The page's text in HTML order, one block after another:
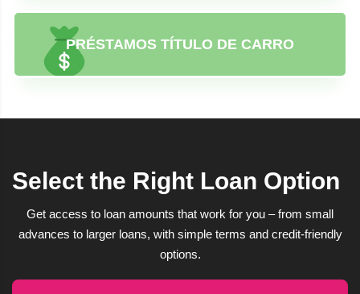
PRÉSTAMOS TÍTULO DE CARRO
Select the Right Loan Option
Get access to loan amounts that work for you – from small
advances to larger loans, with simple terms and credit-friendly
options.